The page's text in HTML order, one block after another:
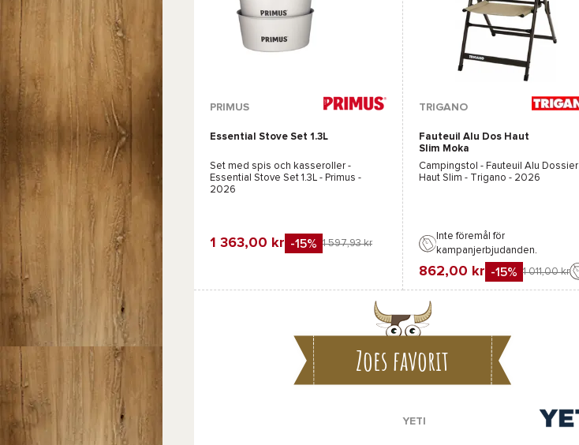
PRIMUS
Essential Stove Set 1.3L
Set med spis och kasseroller -
Essential Stove Set 1.3L - Primus -
2026
1 363,00 kr -15% 1 597,93 kr
TRIGANO
Fauteuil Alu Dos Haut
Slim Moka
Campingstol - Fauteuil Alu Dossier
Haut Slim - Trigano - 2026
Inte föremål för
kampanjerbjudanden.
862,00 kr -15% 1 011,00 kr
Zoes favorit
YETI